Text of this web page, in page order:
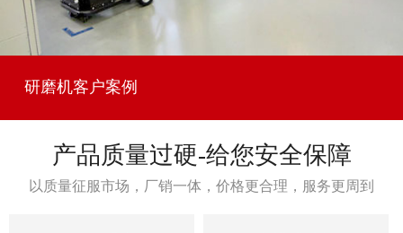
研磨机客户案例
产品质量过硬-给您安全保障
以质量征服市场，厂销一体，价格更合理，服务更周到